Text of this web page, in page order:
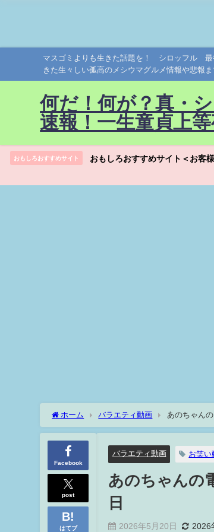
マスゴミよりも生きた話題を！ シロッフル
きた生々しい孤高のメシウマグルメ情報や悲報
何だ！何が？真・
速報！一生童貞上等
おもしろおすすめサイト
おもしろおすすめサイト＜お客
ホーム バラエティ動画 あのちゃん
Facebook
post
はてブ
バラエティ動画 お笑い
あのちゃん
日
2026年5月20日 2026